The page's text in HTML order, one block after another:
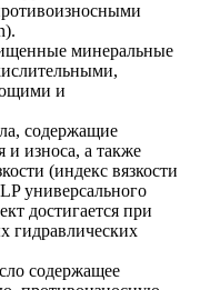
минеральные
и
содержащие
и износа, а также
(индекс вязкости
универсального
достигается при
гидравлических
содержащее